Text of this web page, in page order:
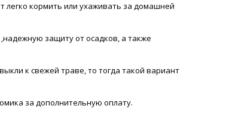
легко кормить или ухаживать за домашней
защиту от осадков, а также
к свежей траве, то тогда такой вариант
за дополнительную оплату.